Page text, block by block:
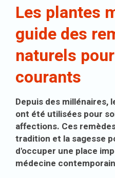
Les plantes
guide des
naturels
courants
Depuis des millénaires,
ont été utilisées pour
affections. Ces
tradition et la sagesse
d'occuper une place
médecine